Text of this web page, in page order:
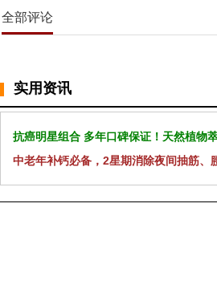
全部评论
实用资讯
抗癌明星组合 多年口碑保证！天然植物
中老年补钙必备，2星期消除夜间抽筋、